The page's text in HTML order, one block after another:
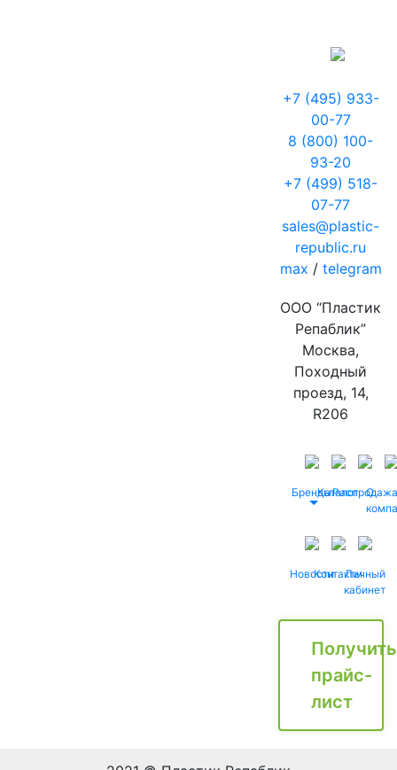
+7 (495) 933-
00-77
8 (800) 100-
93-20
+7 (499) 518-
07-77
sales@plastic-
republic.ru
max / telegram
ООО “Пластик
Репаблик”
Москва,
Походный
проезд, 14,
R206
БрендыКаталог
Распродажа
О
НовостиКонтактыЛичный
кабинет
Получить
прайс-
лист